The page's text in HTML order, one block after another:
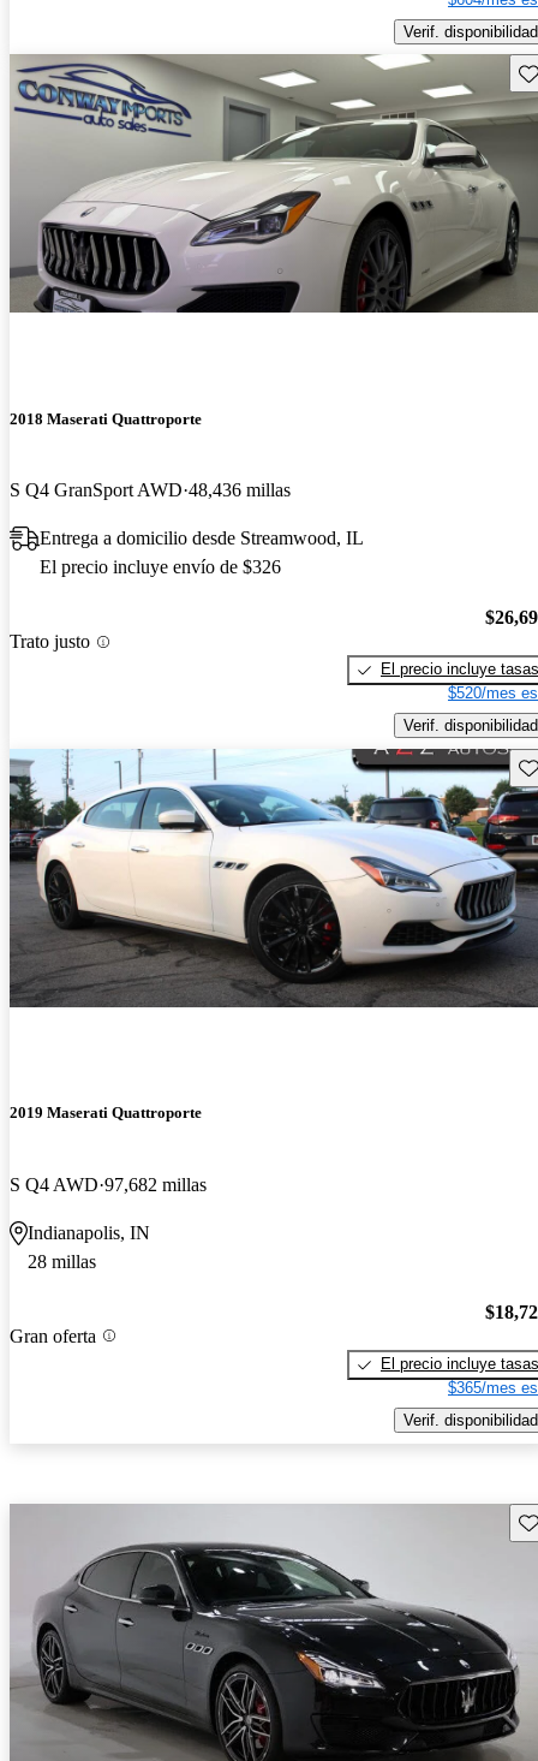
Verif. disponibilidad
2018 Maserati Quattroporte
S Q4 GranSport AWD 48,436 millas
Entrega a domicilio desde Streamwood, IL
El precio incluye envío de $326
Trato justo
El precio incluye tasas
$520/mes
Verif. disponibilidad
2019 Maserati Quattroporte
S Q4 AWD 97,682 millas
Indianapolis, IN
28 millas
Gran oferta
El precio incluye tasas
$365/mes
Verif. disponibilidad